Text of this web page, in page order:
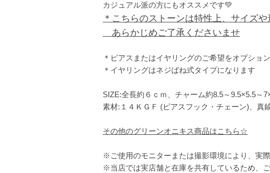
カジュアル派の方にもオススメです💚
＊こちらのストーンは特性上、サイズ
あらかじめご了承くださいませ
＊ピアスまたはイヤリングのご希望をオプショ
＊イヤリングはネジばね式タイプになります
SIZE:全長約６ｃｍ、チャーム約8.5～9.5×5.5～
素材:１４ＫＧＦ (ピアスフック・チェーン)、真
その他のグリーンオニキス商品はこちら☆
※ご使用のモニターまたは撮影環境により、実
※当店では実店舗と在庫を共有しているため、